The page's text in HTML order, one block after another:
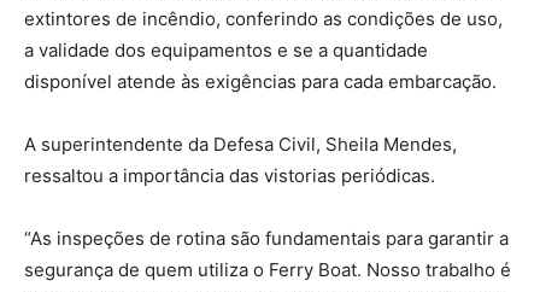
extintores de incêndio, conferindo as condições de uso,
a validade dos equipamentos e se a quantidade
disponível atende às exigências para cada embarcação.
A superintendente da Defesa Civil, Sheila Mendes,
ressaltou a importância das vistorias periódicas.
“As inspeções de rotina são fundamentais para garantir a
segurança de quem utiliza o Ferry Boat. Nosso trabalho é